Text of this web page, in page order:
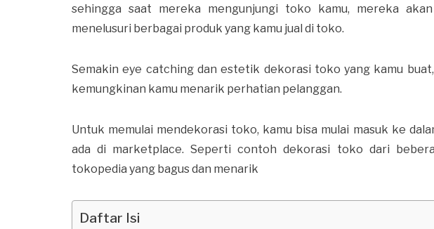
sehingga saat mereka mengunjungi toko kamu, mereka
menelusuri berbagai produk yang kamu jual di toko.
Semakin eye catching dan estetik dekorasi toko yang kamu
kemungkinan kamu menarik perhatian pelanggan.
Untuk memulai mendekorasi toko, kamu bisa mulai masuk ke
ada di marketplace. Seperti contoh dekorasi toko dari
tokopedia yang bagus dan menarik
Daftar Isi